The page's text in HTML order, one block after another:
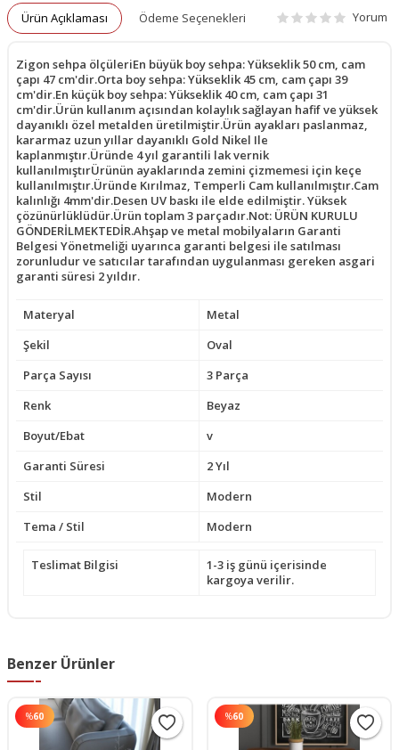
Ürün Açıklaması Ödeme Seçenekleri Yorum
Zigon sehpa ölçüleriEn büyük boy sehpa: Yükseklik 50 cm, cam
çapı 47 cm'dir.Orta boy sehpa: Yükseklik 45 cm, cam çapı 39
cm'dir.En küçük boy sehpa: Yükseklik 40 cm, cam çapı 31
cm'dir.Ürün kullanım açısından kolaylık sağlayan hafif ve yüksek
dayanıklı özel metalden üretilmiştir.Ürün ayakları paslanmaz,
kararmaz uzun yıllar dayanıklı Gold Nikel Ile
kaplanmıştır.Üründe 4 yıl garantili lak vernik
kullanılmıştırÜrünün ayaklarında zemini çizmemesi için keçe
kullanılmıştır.Üründe Kırılmaz, Temperli Cam kullanılmıştır.Cam
kalınlığı 4mm'dir.Desen UV baskı ile elde edilmiştir. Yüksek
çözünürlüklüdür.Ürün toplam 3 parçadır.Not: ÜRÜN KURULU
GÖNDERİLMEKTEDİR.Ahşap ve metal mobilyaların Garanti
Belgesi Yönetmeliği uyarınca garanti belgesi ile satılması
zorunludur ve satıcılar tarafından uygulanması gereken asgari
garanti süresi 2 yıldır.
Materyal
Metal
Şekil
Oval
Parça Sayısı
3 Parça
Renk
Beyaz
Boyut/Ebat
v
Garanti Süresi
2 Yıl
Stil
Modern
Tema / Stil
Modern
Teslimat Bilgisi
1-3 iş günü içerisinde
kargoya verilir.
Benzer Ürünler
%60 %60